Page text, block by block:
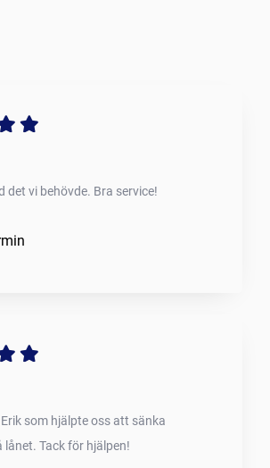
det vi behövde. Bra service!
som hjälpte oss att sänka
lånet. Tack för hjälpen!